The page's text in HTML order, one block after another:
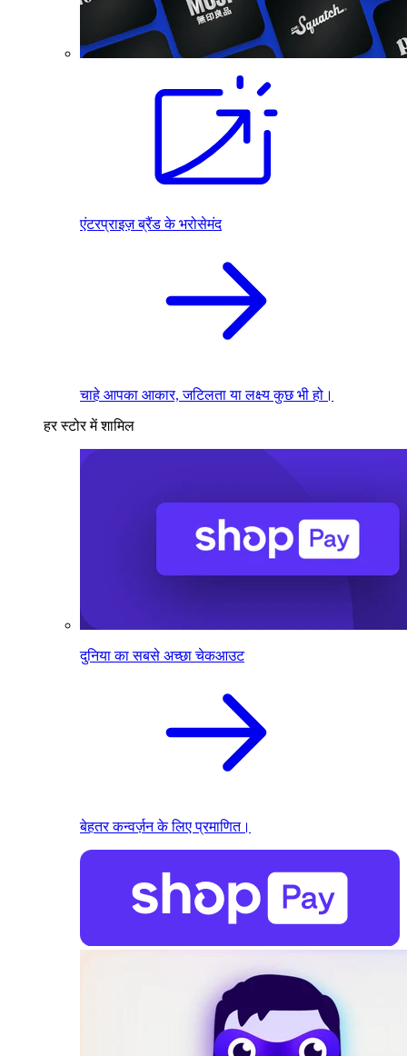
एंटरप्राइज़ ब्रैंड के भरोसेमंद
चाहे आपका आकार, जटिलता या लक्ष्य कुछ भी हो।
हर स्टोर में शामिल
दुनिया का सबसे अच्छा चेकआउट
बेहतर कन्वर्ज़न के लिए प्रमाणित।